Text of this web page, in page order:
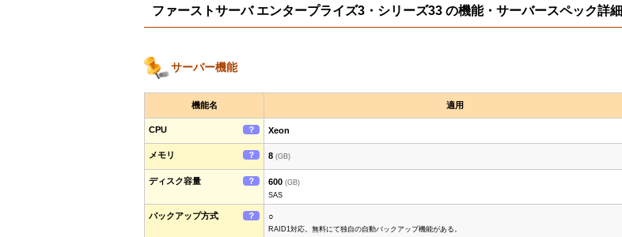
ファーストサーバ エンタープライズ3・シリーズ33 の機能・サーバースペック詳細
サーバー機能
機能名 適用
CPU ？ Xeon
メモリ ？ 8 (GB)
ディスク容量 ？ 600 (GB)
SAS
バックアップ方式 ？ ○
RAID1対応。無料にて独自の自動バックアップ機能がある。